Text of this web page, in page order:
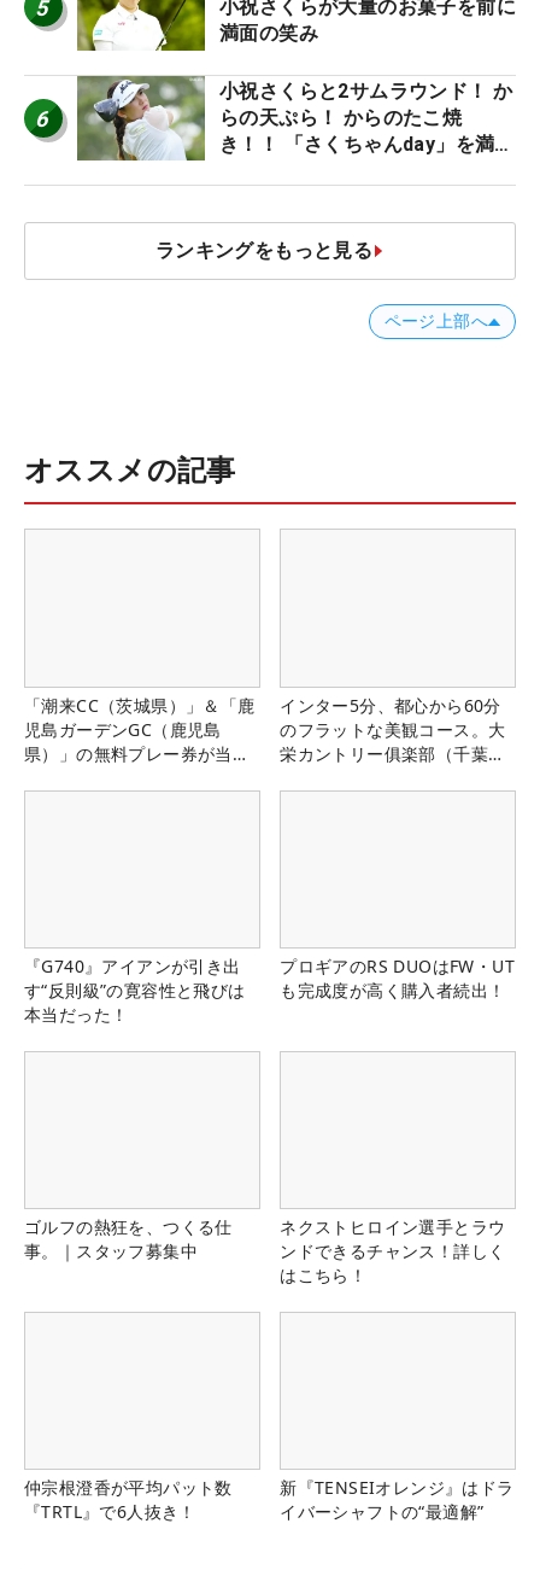
5
小祝さくらが大量のお菓子を前に
満面の笑み
6
小祝さくらと2サムラウンド！ か
らの天ぷら！ からのたこ焼
き！！ 「さくちゃんday」を満喫
ランキングをもっと見る
ページ上部へ
オススメの記事
「潮来CC（茨城県）」＆「鹿
児島ガーデンGC（鹿児島
県）」の無料プレー券が当た
インター5分、都心から60分
のフラットな美観コース。大
栄カントリー俱楽部（千葉
『G740』アイアンが引き出
す“反則級”の寛容性と飛びは
本当だった！
プロギアのRS DUOはFW・UT
も完成度が高く購入者続出！
ゴルフの熱狂を、つくる仕
事。｜スタッフ募集中
ネクストヒロイン選手とラウ
ンドできるチャンス！詳しく
はこちら！
仲宗根澄香が平均パット数
『TRTL』で6人抜き！
新『TENSEIオレンジ』はドラ
イバーシャフトの“最適解”